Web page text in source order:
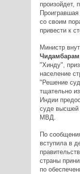
произойдет,
со своим
привести к
Министр
Чидамбарам
"Хинду",
население
"Решение
тщательно
Индии
суде высшей
МВД.
По
вступила в
страны
по